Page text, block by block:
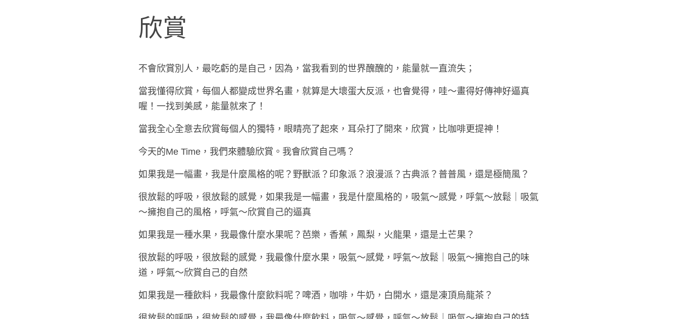
欣賞
不會欣賞別人，最吃虧的是自己，因為，當我看到的世界醜醜的，能量就一直流失；
當我懂得欣賞，每個人都變成世界名畫，就算是大壞蛋大反派，也會覺得，哇～畫得好傳神好逼真
喔！一找到美感，能量就來了！
當我全心全意去欣賞每個人的獨特，眼睛亮了起來，耳朵打了開來，欣賞，比咖啡更提神！
今天的Me Time，我們來體驗欣賞。我會欣賞自己嗎？
如果我是一幅畫，我是什麼風格的呢？野獸派？印象派？浪漫派？古典派？普普風，還是極簡風？
很放鬆的呼吸，很放鬆的感覺，如果我是一幅畫，我是什麼風格的，吸氣～感覺，呼氣～放鬆｜吸氣
～擁抱自己的風格，呼氣～欣賞自己的逼真
如果我是一種水果，我最像什麼水果呢？芭樂，香蕉，鳳梨，火龍果，還是土芒果？
很放鬆的呼吸，很放鬆的感覺，我最像什麼水果，吸氣～感覺，呼氣～放鬆｜吸氣～擁抱自己的味
道，呼氣～欣賞自己的自然
如果我是一種飲料，我最像什麼飲料呢？啤酒，咖啡，牛奶，白開水，還是凍頂烏龍茶？